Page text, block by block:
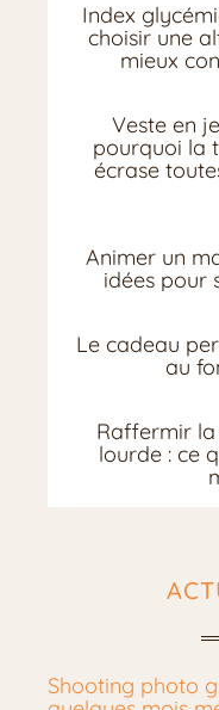
Index
choisir une
mieux
Veste en
pourquoi la
écrase
Animer un
idées pour
Le cadeau
au
Raffermir
lourde : ce
Shooting photo